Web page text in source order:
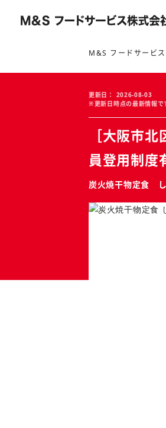
M&S フードサービ
更新日
2026-08-03
※更新日時点の最新情報で
［大阪市
員登用制度
炭火焼干物定食